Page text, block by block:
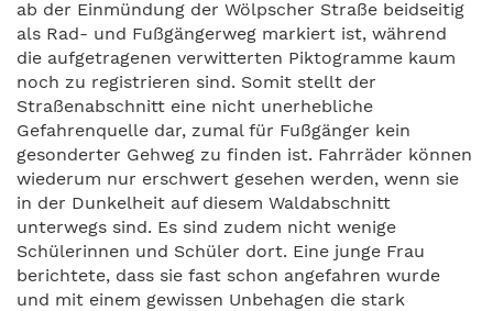
ab der Einmündung der Wölpscher Straße beidseitig
als Rad- und Fußgängerweg markiert ist, während
die aufgetragenen verwitterten Piktogramme kaum
noch zu registrieren sind. Somit stellt der
Straßenabschnitt eine nicht unerhebliche
Gefahrenquelle dar, zumal für Fußgänger kein
gesonderter Gehweg zu finden ist. Fahrräder können
wiederum nur erschwert gesehen werden, wenn sie
in der Dunkelheit auf diesem Waldabschnitt
unterwegs sind. Es sind zudem nicht wenige
Schülerinnen und Schüler dort. Eine junge Frau
berichtete, dass sie fast schon angefahren wurde
und mit einem gewissen Unbehagen die stark